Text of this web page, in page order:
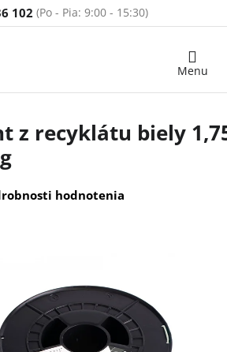
102
Nákupný
z recyklátu biely
hodnotenia